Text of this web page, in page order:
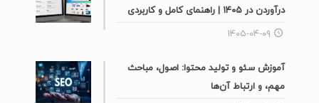
درآوردن در ۱۴۰۵ | راهنمای کامل و کاربردی
۱۴۰۵-۰۴-۰۹
آموزش سئو و تولید محتوا: اصول، مباحث
مهم، و ارتباط آن‌ها